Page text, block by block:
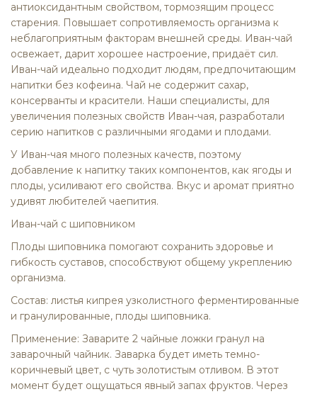
антиокcидантным свойством, тормозящим процесс
старения. Повышает сопротивляемость организма к
неблагоприятным факторам внешней среды. Иван-чай
освежает, дарит хорошее настроение, придаёт сил.
Иван-чай идеально подходит людям, предпочитающим
напитки без кофеина. Чай не содержит сахар,
консерванты и красители. Наши специалисты, для
увеличения полезных свойств Иван-чая, разработали
серию напитков с различными ягодами и плодами.
У Иван-чая много полезных качеств, поэтому
добавление к напитку таких компонентов, как ягоды и
плоды, усиливают его свойства. Вкус и аромат приятно
удивят любителей чаепития.
Иван-чай с шиповником
Плоды шиповника помогают сохранить здоровье и
гибкость суставов, способствуют общему укреплению
организма.
Состав: листья кипрея узколистного ферментированные
и гранулированные, плоды шиповника.
Применение: Заварите 2 чайные ложки гранул на
заварочный чайник. Заварка будет иметь темно-
коричневый цвет, с чуть золотистым отливом. В этот
момент будет ощущаться явный запах фруктов. Через